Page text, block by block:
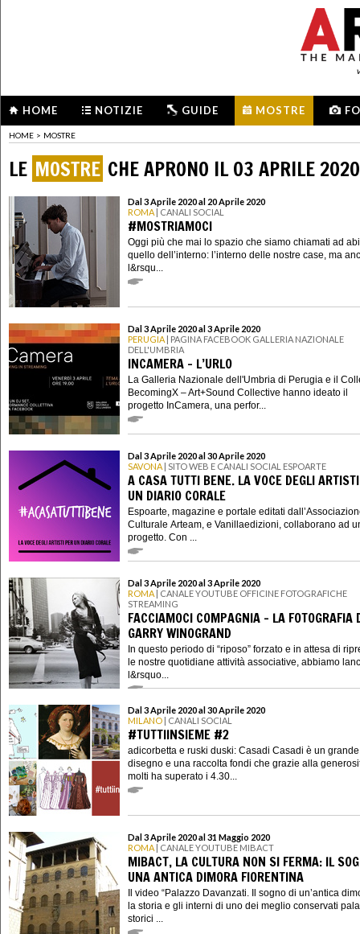
HOME NOTIZIE GUIDE MOSTRE
HOME > MOSTRE
LE MOSTRE CHE APRONO IL 03 APRILE 2020
Dal 3 Aprile 2020 al 20 Aprile 2020
ROMA | CANALI SOCIAL
#MOSTRIAMOCI
Oggi più che mai lo spazio che siamo chiamati ad
quello dell’interno: l’interno delle nostre case, ma
l&rsqu...
Dal 3 Aprile 2020 al 3 Aprile 2020
PERUGIA | PAGINA FACEBOOK GALLERIA NAZIONALE
DELL'UMBRIA
INCAMERA - L’URLO
La Galleria Nazionale dell'Umbria di Perugia e il
BecomingX – Art+Sound Collective hanno ideato il
progetto InCamera, una perfor...
Dal 3 Aprile 2020 al 30 Aprile 2020
SAVONA | SITO WEB E CANALI SOCIAL ESPOARTE
A CASA TUTTI BENE. LA VOCE DEGLI
UN DIARIO CORALE
Espoarte, magazine e portale editati
Culturale Arteam, e Vanillaedizioni, collaborano ad
progetto. Con ...
Dal 3 Aprile 2020 al 3 Aprile 2020
ROMA | CANALE YOUTUBE OFFICINE FOTOGRAFICHE
STREAMING
FACCIAMOCI COMPAGNIA - LA FOTOGRAFIA
GARRY WINOGRAND
In questo periodo di “riposo” forzato e in attesa di
le nostre quotidiane attività associative, abbiamo
l&rsquo...
Dal 3 Aprile 2020 al 30 Aprile 2020
MILANO | CANALI SOCIAL
#TUTTIINSIEME #2
adicorbetta e ruski duski: Casadi Casadi è un grande
disegno e una raccolta fondi che grazie alla
molti ha superato i 4.30...
Dal 3 Aprile 2020 al 31 Maggio 2020
ROMA | CANALE YOUTUBE MIBACT
MIBACT, LA CULTURA NON SI FERMA: IL
UNA ANTICA DIMORA FIORENTINA
Il video “Palazzo Davanzati. Il sogno di un’antica
la storia e gli interni di uno dei meglio conservati
storici ...